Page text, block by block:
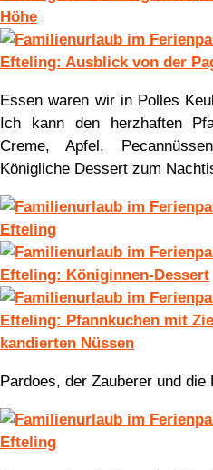
Essen waren wir in Polles
Ich kann den herzhaften
Creme, Apfel,
Königliche Dessert zum
Pardoes, der Zauberer und die